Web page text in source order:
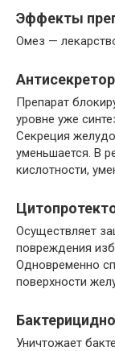
Эффекты
Омез —
Препарат
уровне уже
Секреция
уменьшается. В
кислотности,
Осуществляет
повреждения
Одновременно
поверхности
Уничтожает